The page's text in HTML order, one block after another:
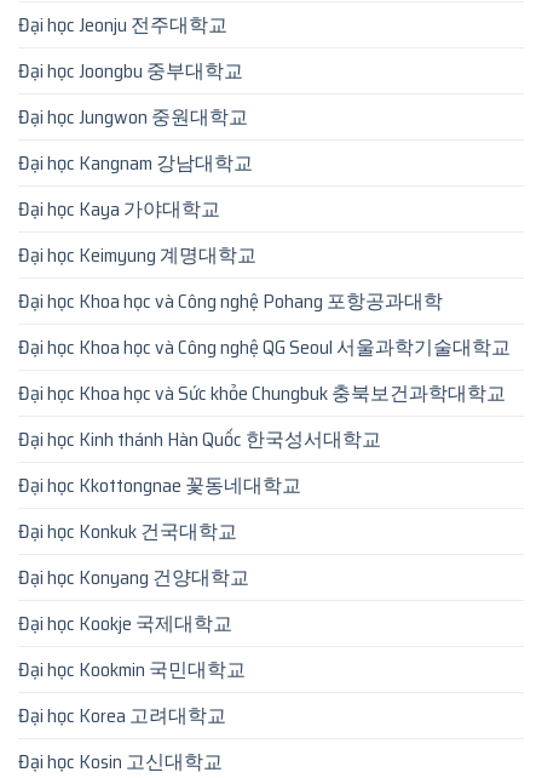
Đại học Jeonju 전주대학교
Đại học Joongbu 중부대학교
Đại học Jungwon 중원대학교
Đại học Kangnam 강남대학교
Đại học Kaya 가야대학교
Đại học Keimyung 계명대학교
Đại học Khoa học và Công nghệ Pohang 포항공과대학
Đại học Khoa học và Công nghệ QG Seoul 서울과학기술대학교
Đại học Khoa học và Sức khỏe Chungbuk 충북보건과학대학교
Đại học Kinh thánh Hàn Quốc 한국성서대학교
Đại học Kkottongnae 꽃동네대학교
Đại học Konkuk 건국대학교
Đại học Konyang 건양대학교
Đại học Kookje 국제대학교
Đại học Kookmin 국민대학교
Đại học Korea 고려대학교
Đại học Kosin 고신대학교